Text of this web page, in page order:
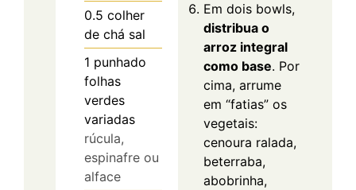
0.5 colher
de chá sal
1 punhado
folhas
verdes
variadas
rúcula,
espinafre ou
alface
Em dois bowls,
distribua o
arroz integral
como base. Por
cima, arrume
em “fatias” os
vegetais:
cenoura ralada,
beterraba,
abobrinha,